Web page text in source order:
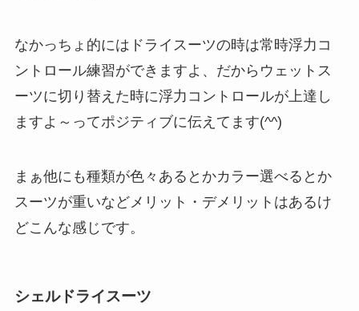
なかっちょ的にはドライスーツの時は常時浮力コ
ントロール練習ができますよ、だからウェットス
ーツに切り替えた時に浮力コントロールが上達し
ますよ～ってポジティブに伝えてます(^^)
まぁ他にも種類が色々あるとかカラー選べるとか
スーツが重いなどメリット・デメリットはあるけ
どこんな感じです。
シェルドライスーツ